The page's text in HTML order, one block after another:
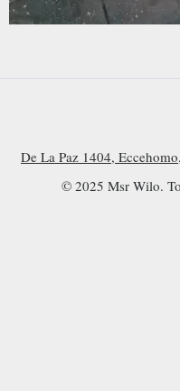
De La Paz 1404,
© 2025 Msr Wilo.